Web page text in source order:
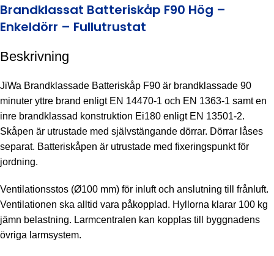
Brandklassat Batteriskåp F90 Hög –
Enkeldörr – Fullutrustat
Beskrivning
JiWa Brandklassade Batteriskåp F90 är brandklassade 90
minuter yttre brand enligt EN 14470-1 och EN 1363-1 samt en
inre brandklassad konstruktion Ei180 enligt EN 13501-2.
Skåpen är utrustade med självstängande dörrar. Dörrar låses
separat. Batteriskåpen är utrustade med fixeringspunkt för
jordning.
Ventilationsstos (Ø100 mm) för inluft och anslutning till frånluft.
Ventilationen ska alltid vara påkopplad. Hyllorna klarar 100 kg
jämn belastning. Larmcentralen kan kopplas till byggnadens
övriga larmsystem.